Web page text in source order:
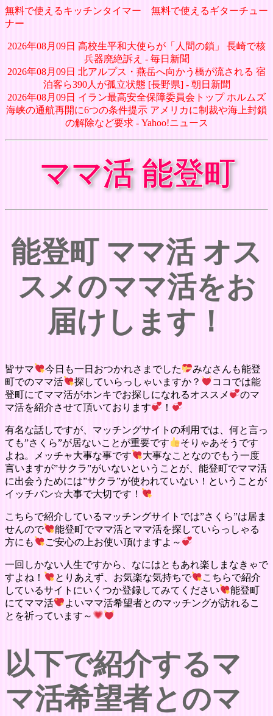
無料で使えるキッチンタイマー
無料で使えるギターチュー
ナー
2026年08月09日 高校生平和大使らが「人間の鎖」 長崎で核
兵器廃絶訴え - 毎日新聞
2026年08月09日 北アルプス・燕岳へ向かう橋が流される 宿
泊客ら390人が孤立状態 [長野県] - 朝日新聞
2026年08月09日 イラン最高安全保障委員会トップ ホルムズ
海峡の通航再開に6つの条件提示 アメリカに制裁や海上封鎖
の解除など要求 - Yahoo!ニュース
ママ活 能登町
能登町 ママ活 オス
スメのママ活をお
届けします！
皆サマ 今日も一日おつかれさまでした
みなさんも能登
町でのママ活
探していらっしゃいますか？
ココでは能
登町にてママ活がホンキでお探しになれるオススメ
のマ
マ活を紹介させて頂いております
！
有名な話しですが、マッチングサイトの利用では、何と言っ
ても”さくら”が居ないことが重要です
そりゃあそうです
よね。メッチャ大事な事です
大事なことなのでもう一度
言いますが”サクラ”がいないということが、能登町でママ活
に出会うためには”サクラ”が使われていない！ということが
イッチバン☆大事で大切です！
こちらで紹介しているマッチングサイトでは”さくら”は居ま
せんので
能登町でママ活とママ活を探していらっしゃる
方にも
ご安心の上お使い頂けますよ～
一回しかない人生ですから、なにはともあれ楽しまなきゃで
すよね！
とりあえず、お気楽な気持ちで
こちらで紹介
しているサイトにいくつか登録してみてください
能登町
にてママ活
よいママ活希望者とのマッチングが訪れるこ
とを祈っています～
以下で紹介するマ
マ活希望者とのマ